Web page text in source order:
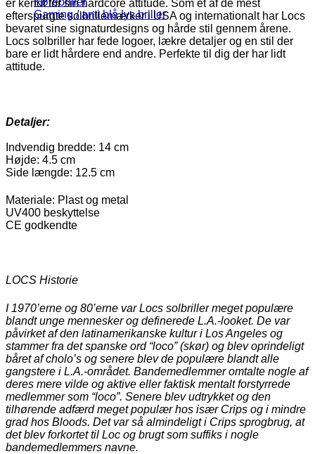
Gaming / anti blå lys briller
er kendt for sin hardcore attitude. Som et af de mest
efterspurgte solbrillemærker i USA og internationalt har Locs
bevaret sine signaturdesigns og hårde stil gennem årene.
Locs solbriller har fede logoer, lækre detaljer og en stil der
bare er lidt hårdere end andre. Perfekte til dig der har lidt
attitude.
Detaljer:
Indvendig bredde: 14 cm
Højde: 4.5 cm
Side længde: 12.5 cm
Materiale: Plast og metal
UV400 beskyttelse
CE godkendte
LOCS Historie
I 1970’erne og 80’erne var Locs solbriller meget populære
blandt unge mennesker og definerede L.A.-looket. De var
påvirket af den latinamerikanske kultur i Los Angeles og
stammer fra det spanske ord “loco” (skør) og blev oprindeligt
båret af cholo’s og senere blev de populære blandt alle
gangstere i L.A.-området. Bandemedlemmer omtalte nogle af
deres mere vilde og aktive eller faktisk mentalt forstyrrede
medlemmer som “loco”. Senere blev udtrykket og den
tilhørende adfærd meget populær hos især Crips og i mindre
grad hos Bloods. Det var så almindeligt i Crips sprogbrug, at
det blev forkortet til Loc og brugt som suffiks i nogle
bandemedlemmers navne.